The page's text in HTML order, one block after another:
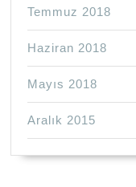
Temmuz 2018
Haziran 2018
Mayıs 2018
Aralık 2015